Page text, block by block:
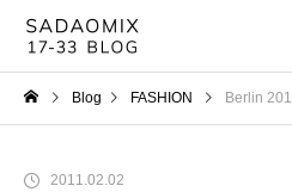
Blog FASHION Berlin
2011.02.02